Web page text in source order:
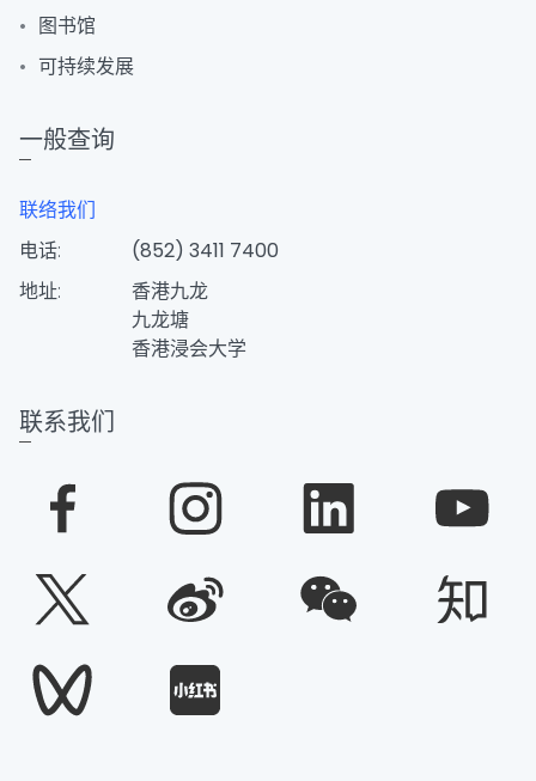
图书馆
可持续发展
一般查询
联络我们
电话:
(852) 3411 7400
地址:
香港九龙
九龙塘
香港浸会大学
联系我们